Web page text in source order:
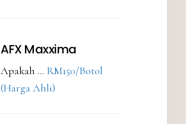
AFX Maxxima
Apakah … RM150/Botol
(Harga Ahli)